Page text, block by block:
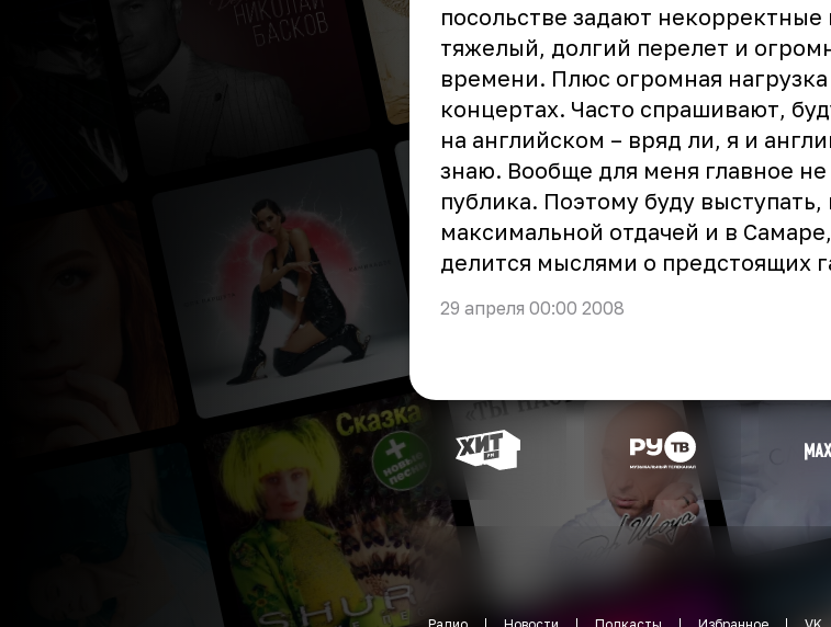
посольстве задают
тяжелый, долгий перелет и
времени. Плюс огромная
концертах. Часто спрашивают,
на английском – вряд ли, я и
знаю. Вообще для меня главное
публика. Поэтому буду выступать,
максимальной отдачей и в
делится мыслями о предстоящих
29 апреля 00:00 2008